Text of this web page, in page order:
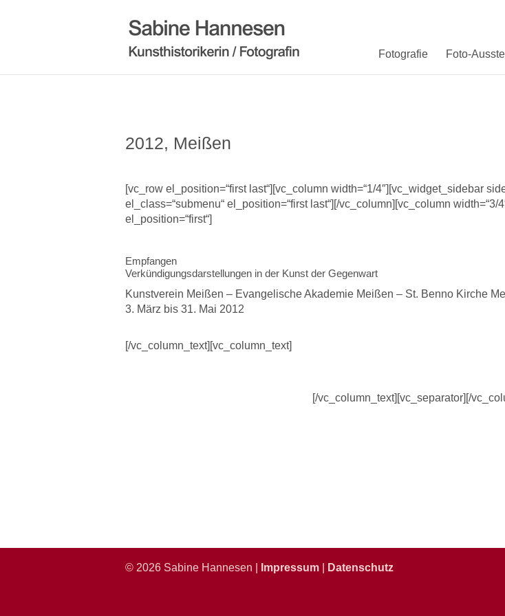
Fotografie Foto-
2012, Meißen
[vc_row el_position=“first last“][vc_column width=“1/4″][vc_widget_sidebar
el_class=“submenu“ el_position=“first last“][/vc_column][vc_column width=“3/
el_position=“first“]
Empfangen
Verkündigungsdarstellungen in der Kunst der Gegenwart
Kunstverein Meißen – Evangelische Akademie Meißen – St. Benno Kirche
3. März bis 31. Mai 2012
[/vc_column_text][vc_column_text]
[/vc_column_text][vc_separator][/
© 2026 Sabine Hannesen | Impressum Datenschutz